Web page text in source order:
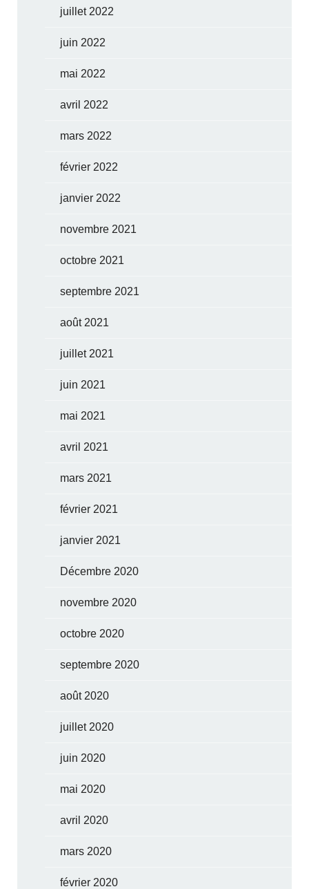
juillet 2022
juin 2022
mai 2022
avril 2022
mars 2022
février 2022
janvier 2022
novembre 2021
octobre 2021
septembre 2021
août 2021
juillet 2021
juin 2021
mai 2021
avril 2021
mars 2021
février 2021
janvier 2021
Décembre 2020
novembre 2020
octobre 2020
septembre 2020
août 2020
juillet 2020
juin 2020
mai 2020
avril 2020
mars 2020
février 2020